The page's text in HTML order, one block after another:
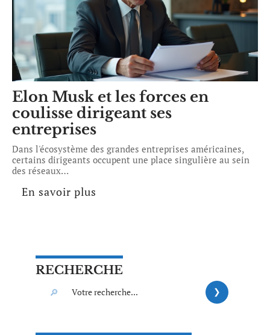
Elon Musk et les forces en
coulisse dirigeant ses
entreprises
Dans l'écosystème des grandes entreprises américaines,
certains dirigeants occupent une place singulière au sein
des réseaux…
En savoir plus
RECHERCHE